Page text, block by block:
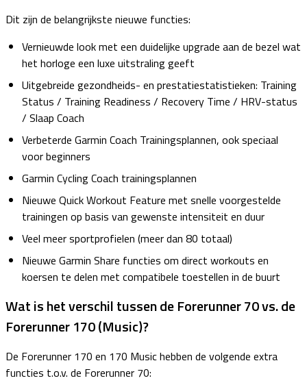
Dit zijn de belangrijkste nieuwe functies:
Vernieuwde look met een duidelijke upgrade aan de bezel wat
het horloge een luxe uitstraling geeft
Uitgebreide gezondheids- en prestatiestatistieken: Training
Status / Training Readiness / Recovery Time / HRV-status
/ Slaap Coach
Verbeterde Garmin Coach Trainingsplannen, ook speciaal
voor beginners
Garmin Cycling Coach trainingsplannen
Nieuwe Quick Workout Feature met snelle voorgestelde
trainingen op basis van gewenste intensiteit en duur
Veel meer sportprofielen (meer dan 80 totaal)
Nieuwe Garmin Share functies om direct workouts en
koersen te delen met compatibele toestellen in de buurt
Wat is het verschil tussen de Forerunner 70 vs. de
Forerunner 170 (Music)?
De Forerunner 170 en 170 Music hebben de volgende extra
functies t.o.v. de Forerunner 70: